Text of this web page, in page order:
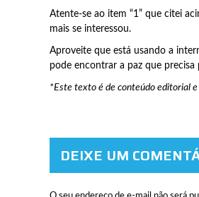
Atente-se ao item “1” que citei
mais se interessou.
Aproveite que está usando a
pode encontrar a paz que
*Este texto é de conteúdo editorial
DEIXE UM